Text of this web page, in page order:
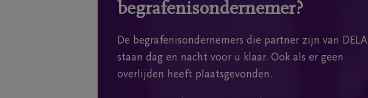
begrafenisondernemer?
De begrafenisondernemers die partner zijn van DELA
staan dag en nacht voor u klaar. Ook als er geen
overlijden heeft plaatsgevonden.